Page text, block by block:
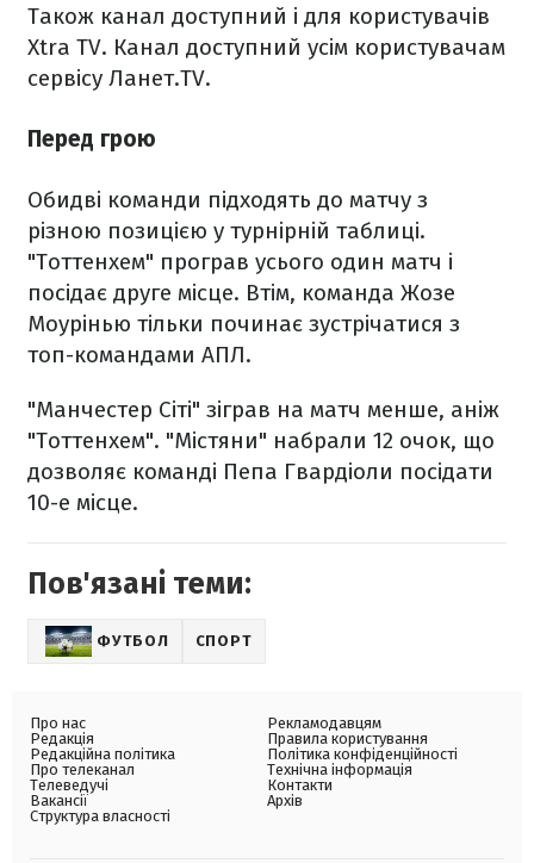
Також канал доступний і для користувачів
Xtra TV. Канал доступний усім користувачам
сервісу Ланет.TV.
Перед грою
Обидві команди підходять до матчу з
різною позицією у турнірній таблиці.
"Тоттенхем" програв усього один матч і
посідає друге місце. Втім, команда Жозе
Моурінью тільки починає зустрічатися з
топ-командами АПЛ.
"Манчестер Сіті" зіграв на матч менше, аніж
"Тоттенхем". "Містяни" набрали 12 очок, що
дозволяє команді Пепа Гвардіоли посідати
10-е місце.
Пов'язані теми:
ФУТБОЛ СПОРТ
Про нас
Редакція
Редакційна політика
Про телеканал
Телеведучі
Вакансії
Структура власності
Рекламодавцям
Правила користування
Політика конфіденційності
Технічна інформація
Контакти
Архів